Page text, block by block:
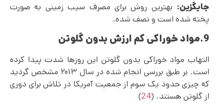
جایگزین: بهترین روش برای مصرف سیب زمینی به صورت
پخته شده است و نصف شده.
9.مواد خوراکی کم ارزش بدون گلوتن
التهاب مواد خوراکی بدون گلوتن این روزها شدت پیدا کرده
است. بر طبق بررسی انجام شده در سال ۲۰۱۳ مشخص گردید
که چیزی حدود یک سوم از جمعیت آمریکا در تلاش برای دوری
از گلوتن هستند. (24
)